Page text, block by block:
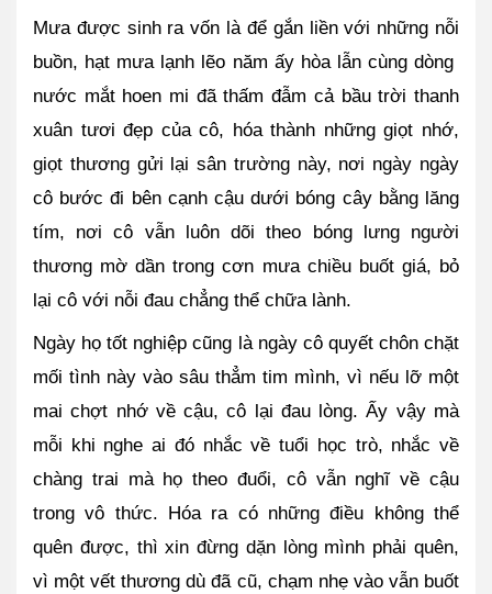
Mưa được sinh ra vốn là để gắn liền với những nỗi
buồn, hạt mưa lạnh lẽo năm ấy hòa lẫn cùng dòng
nước mắt hoen mi đã thấm đẫm cả bầu trời thanh
xuân tươi đẹp của cô, hóa thành những giọt nhớ,
giọt thương gửi lại sân trường này, nơi ngày ngày
cô bước đi bên cạnh cậu dưới bóng cây bằng lăng
tím, nơi cô vẫn luôn dõi theo bóng lưng người
thương mờ dần trong cơn mưa chiều buốt giá, bỏ
lại cô với nỗi đau chẳng thể chữa lành.
Ngày họ tốt nghiệp cũng là ngày cô quyết chôn chặt
mối tình này vào sâu thẳm tim mình, vì nếu lỡ một
mai chợt nhớ về cậu, cô lại đau lòng. Ấy vậy mà
mỗi khi nghe ai đó nhắc về tuổi học trò, nhắc về
chàng trai mà họ theo đuổi, cô vẫn nghĩ về cậu
trong vô thức. Hóa ra có những điều không thể
quên được, thì xin đừng dặn lòng mình phải quên,
vì một vết thương dù đã cũ, chạm nhẹ vào vẫn buốt